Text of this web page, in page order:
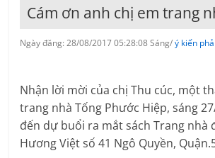
Cám ơn anh chị em trang
Ngày đăng: 28/08/2017 05:28:08 Sáng/ý kiến
Nhận lời mời của chị Thu cúc, một
trang nhà Tống Phước Hiệp, sáng
đến dự buổi ra mắt sách Trang nhà
Hương Việt số 41 Ngô Quyền,